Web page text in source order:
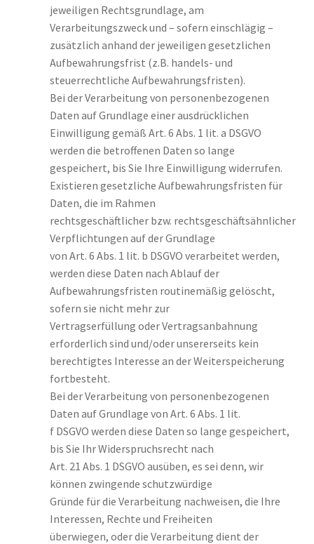
jeweiligen Rechtsgrundlage, am
Verarbeitungszweck und – sofern einschlägig –
zusätzlich anhand der jeweiligen gesetzlichen
Aufbewahrungsfrist (z.B. handels- und
steuerrechtliche Aufbewahrungsfristen).
Bei der Verarbeitung von personenbezogenen
Daten auf Grundlage einer ausdrücklichen
Einwilligung gemäß Art. 6 Abs. 1 lit. a DSGVO
werden die betroffenen Daten so lange
gespeichert, bis Sie Ihre Einwilligung widerrufen.
Existieren gesetzliche Aufbewahrungsfristen für
Daten, die im Rahmen
rechtsgeschäftlicher bzw. rechtsgeschäftsähnlicher
Verpflichtungen auf der Grundlage
von Art. 6 Abs. 1 lit. b DSGVO verarbeitet werden,
werden diese Daten nach Ablauf der
Aufbewahrungsfristen routinemäßig gelöscht,
sofern sie nicht mehr zur
Vertragserfüllung oder Vertragsanbahnung
erforderlich sind und/oder unsererseits kein
berechtigtes Interesse an der Weiterspeicherung
fortbesteht.
Bei der Verarbeitung von personenbezogenen
Daten auf Grundlage von Art. 6 Abs. 1 lit.
f DSGVO werden diese Daten so lange gespeichert,
bis Sie Ihr Widerspruchsrecht nach
Art. 21 Abs. 1 DSGVO ausüben, es sei denn, wir
können zwingende schutzwürdige
Gründe für die Verarbeitung nachweisen, die Ihre
Interessen, Rechte und Freiheiten
überwiegen, oder die Verarbeitung dient der